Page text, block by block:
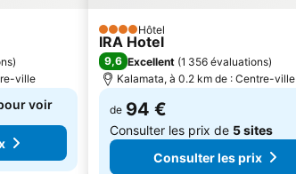
)
ville
voir
4 ÉtoilesHôtel
IRA Hotel
9,6 Excellent (1 356 évaluations)
Kalamata, à 0.2 km de : Centre-ville
de 94 €
Consulter les prix de 5 sites
Consulter les prix